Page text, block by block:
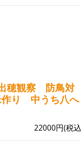
穂観察 防鳥対
り 中うち八へ
22000円(税